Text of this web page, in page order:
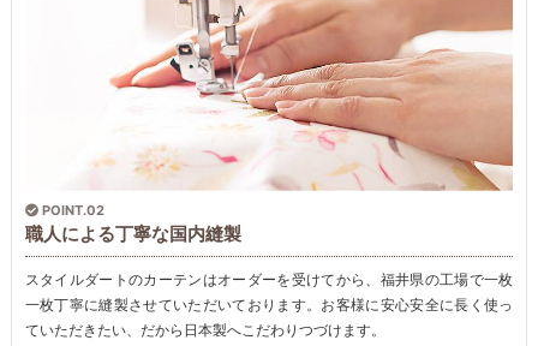
POINT.02
職人による丁寧な国内縫製
スタイルダートのカーテンはオーダーを受けてから、福井県の工場で一枚
一枚丁寧に縫製させていただいております。お客様に安心安全に長く使っ
ていただきたい、だから日本製へこだわりつづけます。